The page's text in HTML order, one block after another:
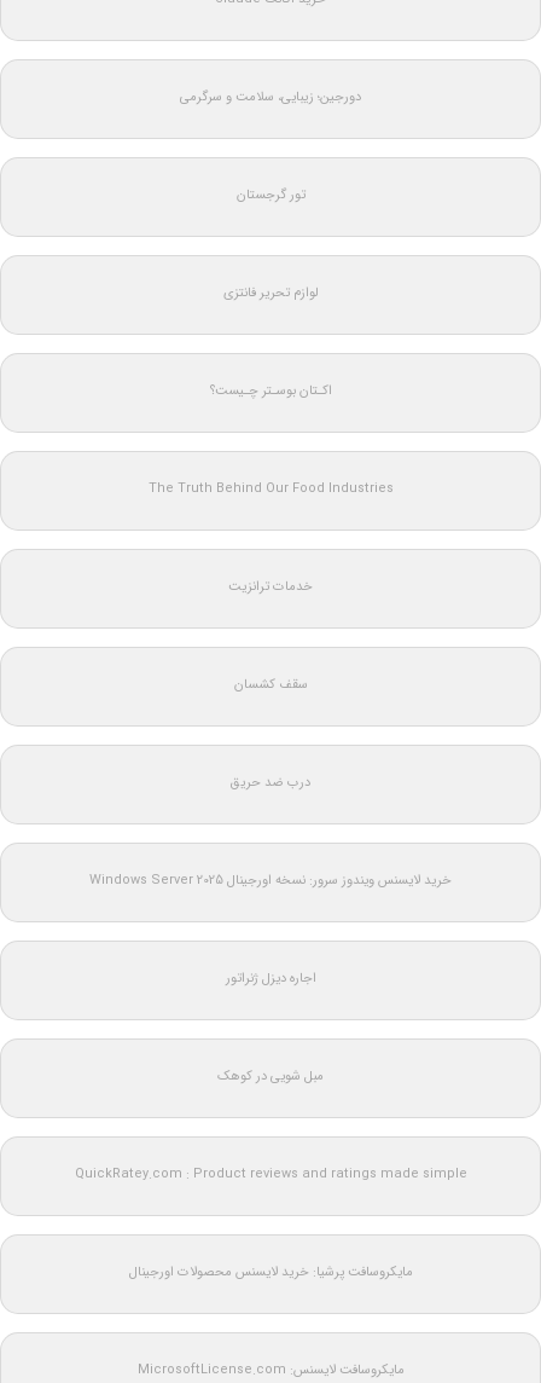
دورجین؛ زیبایی، سلامت و سرگرمی
تور گرجستان
لوازم تحریر فانتزی
اکـتان بوسـتر چـیست؟
The Truth Behind Our Food Industries
خدمات ترانزیت
سقف کشسان
درب ضد حریق
خرید لایسنس ویندوز سرور: نسخه اورجینال Windows Server 2025
اجاره دیزل ژنراتور
مبل شویی در کوهک
QuickRatey.com : Product reviews and ratings made simple
مایکروسافت پرشیا: خرید لایسنس محصولات اورجینال
مایکروسافت لایسنس: MicrosoftLicense.com